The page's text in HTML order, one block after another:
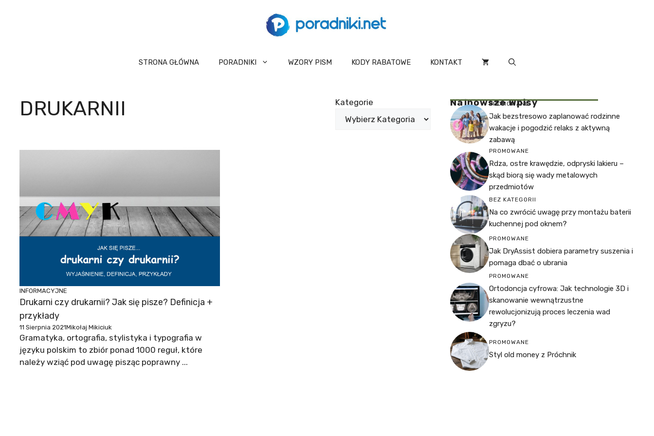
STRONA GŁÓWNA PORADNIKI WZORY PISM KODY RABATOWE KONTAKT
DRUKARNII Kategorie
INFORMACYJNE
Drukarni czy drukarnii? Jak się pisze? Definicja +
przykłady
11 Sierpnia 2021Mikołaj Mikiciuk
Gramatyka, ortografia, stylistyka i typografia w
języku polskim to zbiór ponad 1000 reguł, które
należy wziąć pod uwagę pisząc poprawny ...
Najnowsze Wpisy
PROMOWANE
Jak bezstresowo zaplanować rodzinne
wakacje i pogodzić relaks z aktywną
zabawą
PROMOWANE
Rdza, ostre krawędzie, odpryski lakieru –
skąd biorą się wady metalowych
przedmiotów
BEZ KATEGORII
Na co zwrócić uwagę przy montażu baterii
kuchennej pod oknem?
PROMOWANE
Jak DryAssist dobiera parametry suszenia i
pomaga dbać o ubrania
PROMOWANE
Ortodoncja cyfrowa: Jak technologie 3D i
skanowanie wewnątrzustne
rewolucjonizują proces leczenia wad
zgryzu?
PROMOWANE
Styl old money z Próchnik